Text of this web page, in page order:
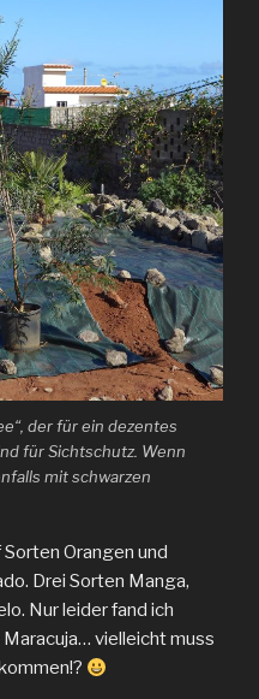
der für ein dezentes
für Sichtschutz. Wenn
mit schwarzen
Orangen und
Drei Sorten Manga,
Nur leider fand ich
vielleicht muss